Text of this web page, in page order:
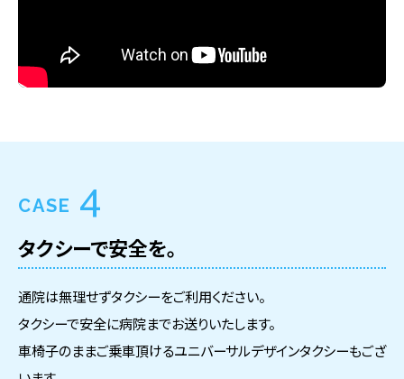
CASE 4
タクシーで安全を。
通院は無理せずタクシーをご利用ください。
タクシーで安全に病院までお送りいたします。
車椅子のままご乗車頂けるユニバーサルデザインタクシーもござ